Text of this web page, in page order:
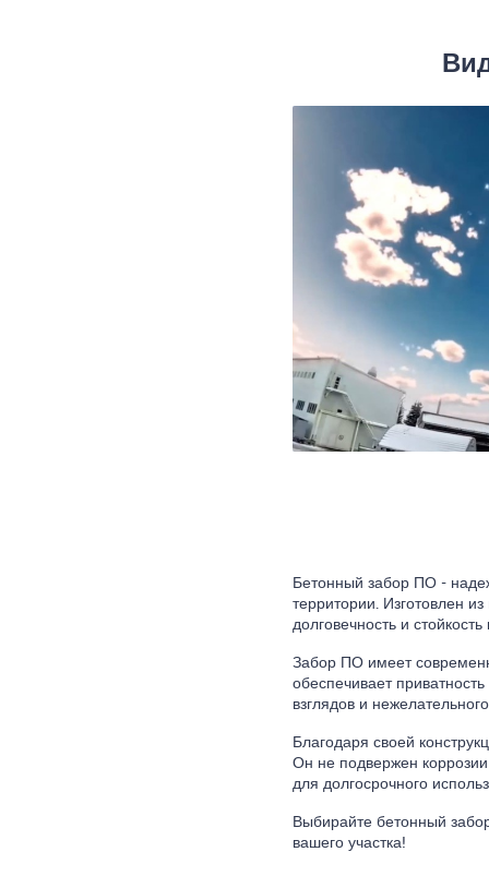
Бетонный забор ПО -
территории. Изготовлен
долговечность и
Забор ПО имеет
обеспечивает
взглядов и
Благодаря своей
Он не подвержен
для долгосрочного
Выбирайте бетонный
вашего участка!